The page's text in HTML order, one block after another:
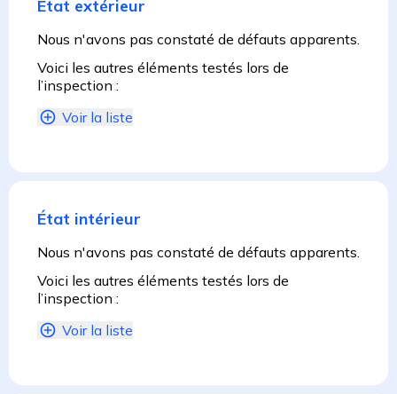
État extérieur
Nous n'avons pas constaté de défauts apparents.
Voici les autres éléments testés lors de
l’inspection :
Voir la liste
État intérieur
Nous n'avons pas constaté de défauts apparents.
Voici les autres éléments testés lors de
l’inspection :
Voir la liste